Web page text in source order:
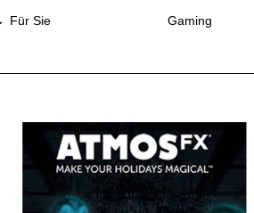
Für Sie
Gaming